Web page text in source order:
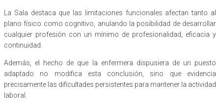
La Sala destaca que las limitaciones funcionales afectan tanto al
plano físico como cognitivo, anulando la posibilidad de desarrollar
cualquier profesión con un mínimo de profesionalidad, eficacia y
continuidad.
Además, el hecho de que la enfermera dispusiera de un puesto
adaptado no modifica esta conclusión, sino que evidencia
precisamente las dificultades persistentes para mantener la actividad
laboral.